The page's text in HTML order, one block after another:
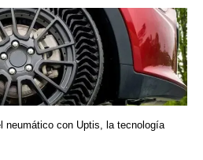
neumático con Uptis, la tecnología